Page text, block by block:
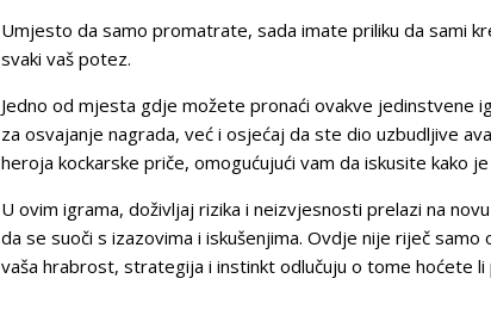
Umjesto da samo promatrate, sada imate priliku da sami
svaki vaš potez.
Jedno od mjesta gdje možete pronaći ovakve jedinstvene
za osvajanje nagrada, već i osjećaj da ste dio uzbudljive
heroja kockarske priče, omogućujući vam da iskusite kako
U ovim igrama, doživljaj rizika i neizvjesnosti prelazi na
da se suoči s izazovima i iskušenjima. Ovdje nije riječ
vaša hrabrost, strategija i instinkt odlučuju o tome hoćete